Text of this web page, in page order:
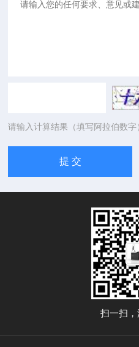
请输入计算结果（填写阿拉伯数
扫一扫